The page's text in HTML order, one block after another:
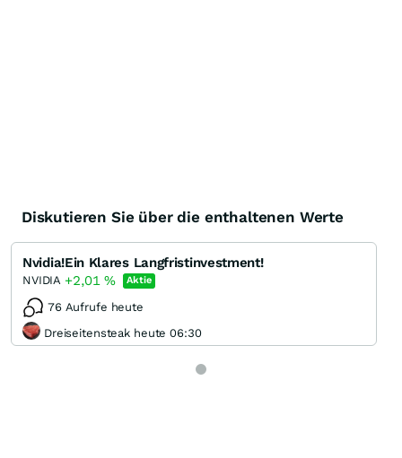
Diskutieren Sie über die enthaltenen Werte
Nvidia!Ein Klares Langfristinvestment!
NVIDIA +2,01% Aktie
76 Aufrufe heute
Dreiseitensteak heute 06:30